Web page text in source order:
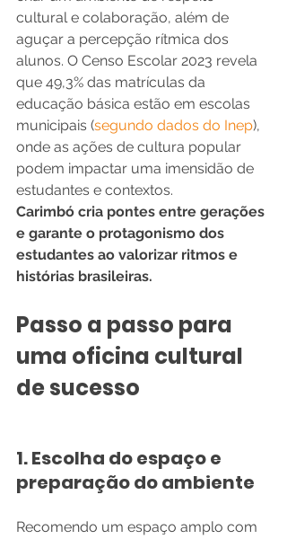
cultural e colaboração, além de
aguçar a percepção rítmica dos
alunos. O Censo Escolar 2023 revela
que 49,3% das matrículas da
educação básica estão em escolas
municipais (segundo dados do Inep),
onde as ações de cultura popular
podem impactar uma imensidão de
estudantes e contextos.
Carimbó cria pontes entre gerações
e garante o protagonismo dos
estudantes ao valorizar ritmos e
histórias brasileiras.
Passo a passo para
uma oficina cultural
de sucesso
1. Escolha do espaço e
preparação do ambiente
Recomendo um espaço amplo com